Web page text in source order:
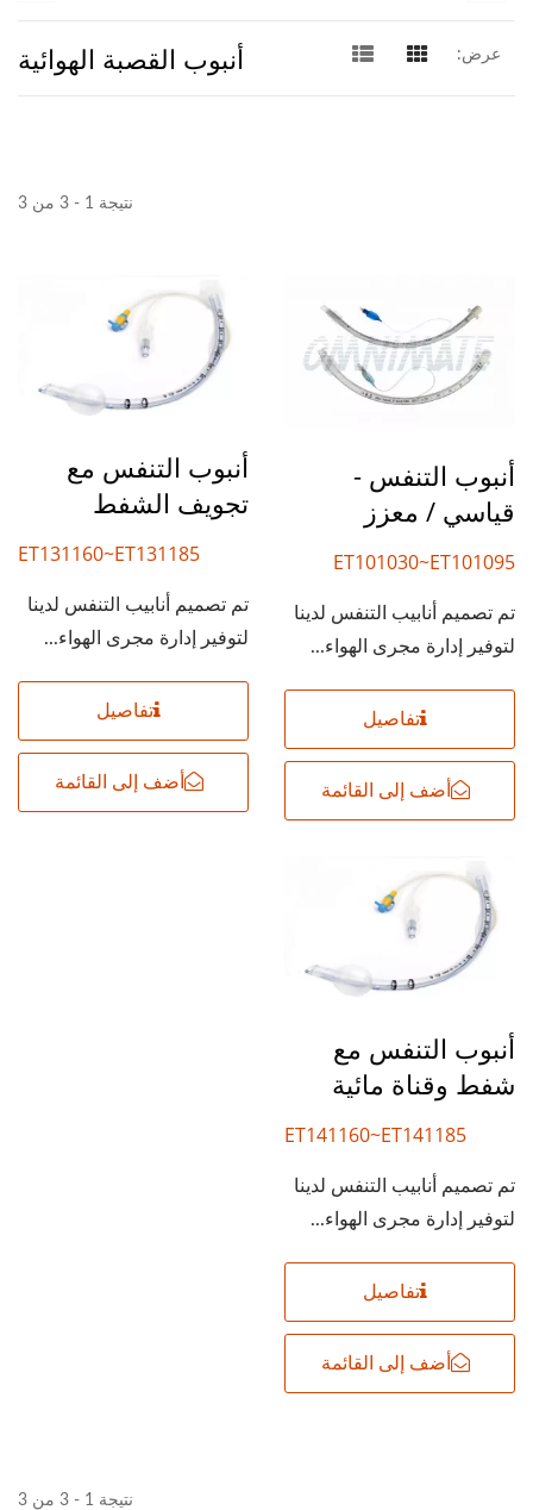
أنبوب القصبة الهوائية عرض:
نتيجة 1 - 3 من 3
أنبوب التنفس -
قياسي / معزز
ET101030~ET101095
ET101130~ET101195
ET1R1030~ET101R95
ET1R1130~ET1R1195
تم تصميم أنابيب التنفس لدينا
لتوفير إدارة مجرى الهواء...
تفاصيل
أضف إلى القائمة
أنبوب التنفس مع
تجويف الشفط
ET131160~ET131185
تم تصميم أنابيب التنفس لدينا
لتوفير إدارة مجرى الهواء...
تفاصيل
أضف إلى القائمة
أنبوب التنفس مع
شفط وقناة مائية
ET141160~ET141185
تم تصميم أنابيب التنفس لدينا
لتوفير إدارة مجرى الهواء...
تفاصيل
أضف إلى القائمة
نتيجة 1 - 3 من 3